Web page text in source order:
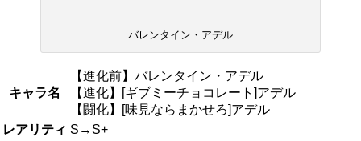
バレンタイン・アデル
キャラ名
【進化前】バレンタイン・アデル
【進化】[ギブミーチョコレート]アデル
【闘化】[味見ならまかせろ]アデル
レアリティ S→S+